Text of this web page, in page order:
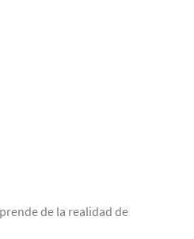
de la realidad de